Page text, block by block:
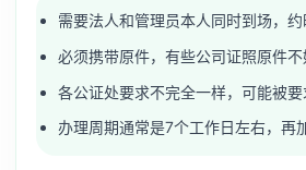
需要法人和管理员本人同时到场，约
必须携带原件，有些公司证照原件不
各公证处要求不完全一样，可能被要
办理周期通常是7个工作日左右，再